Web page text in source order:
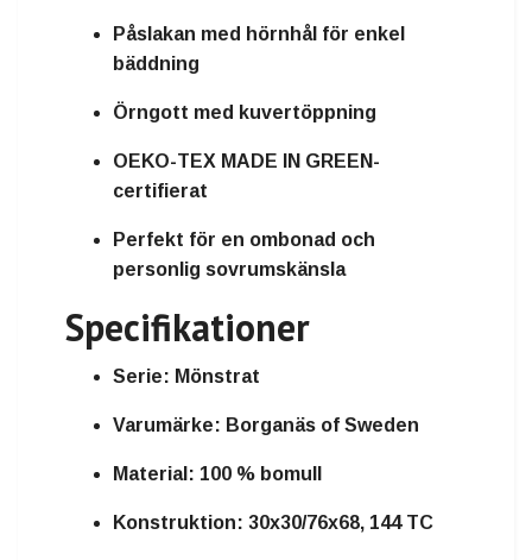
Påslakan med hörnhål för enkel
bäddning
Örngott med kuvertöppning
OEKO-TEX MADE IN GREEN-
certifierat
Perfekt för en ombonad och
personlig sovrumskänsla
Specifikationer
Serie: Mönstrat
Varumärke: Borganäs of Sweden
Material: 100 % bomull
Konstruktion: 30x30/76x68, 144 TC